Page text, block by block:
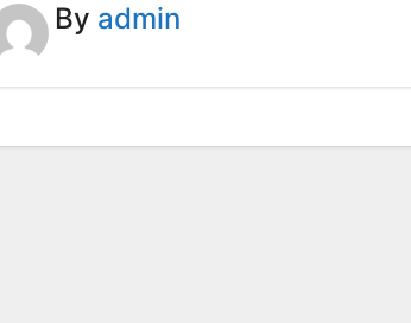
By admin